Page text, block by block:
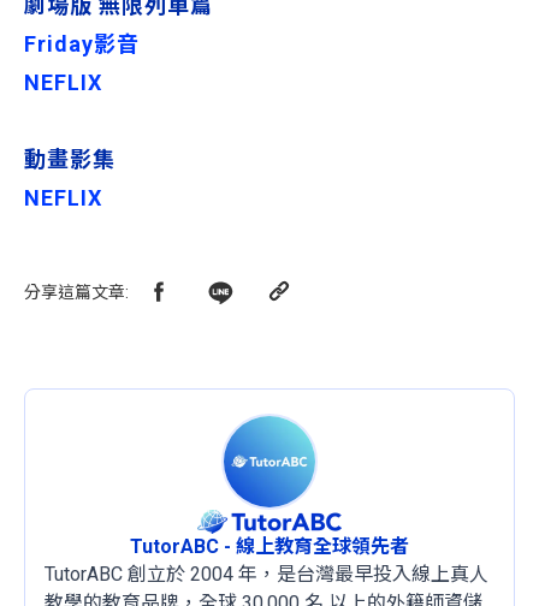
劇場版 無限列車篇
Friday影音
NEFLIX
動畫影集
NEFLIX
分享這篇文章:
TutorABC - 線上教育全球領先者
TutorABC 創立於 2004 年，是台灣最早投入線上真人